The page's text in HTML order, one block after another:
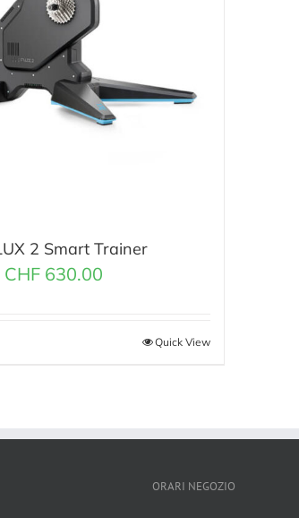
2 Smart Trainer
CHF 630.00
Quick View
ORARI NEGOZIO